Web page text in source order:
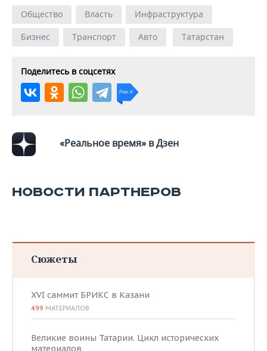
Общество Власть
Инфраструктура
Бизнес
Транспорт Авто Татарстан
Поделитесь в соцсетях
«Реальное время» в Дзен
НОВОСТИ ПАРТНЕРОВ
Сюжеты
XVI саммит БРИКС в Казани
499 МАТЕРИАЛОВ
Великие воины Татарии. Цикл исторических
материалов